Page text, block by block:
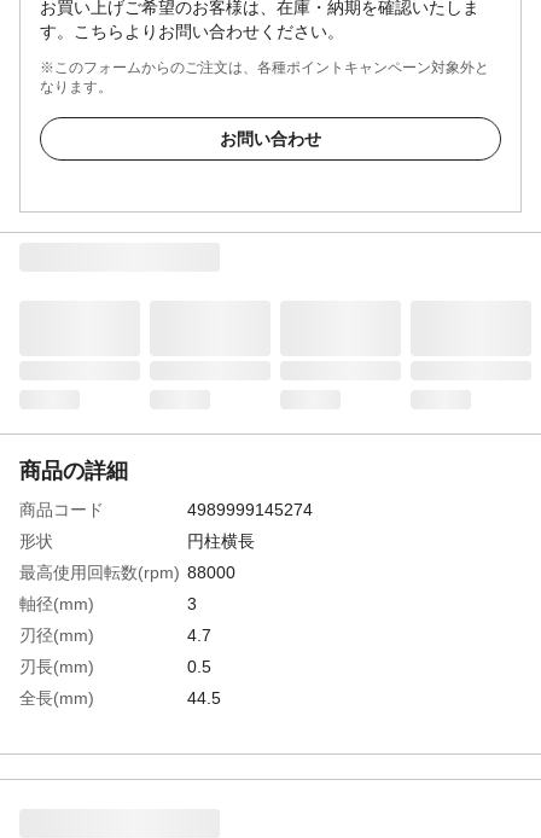
お買い上げご希望のお客様は、在庫・納期を確認いたしま
す。こちらよりお問い合わせください。
※このフォームからのご注文は、各種ポイントキャンペーン対象外と
なります。
お問い合わせ
商品の詳細
商品コード
4989999145274
形状
円柱横長
最高使用回転数(rpm) 88000
軸径(mm)
3
刃径(mm)
4.7
刃長(mm)
0.5
全長(mm)
44.5
生産国
日本